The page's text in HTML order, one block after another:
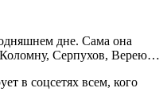
дне. Сама она
Коломну, Серпухов, Верею…
в соцсетях всем, кого